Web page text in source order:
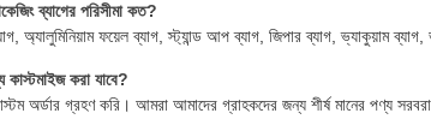
ব্যাগের পরিসীমা কত?
অ্যালুমিনিয়াম ফয়েল ব্যাগ, স্ট্যান্ড আপ ব্যাগ, জিপার ব্যাগ, ভ্যাকুয়াম
করা যাবে?
অর্ডার গ্রহণ করি। আমরা আমাদের গ্রাহকদের জন্য শীর্ষ মানের পণ্য